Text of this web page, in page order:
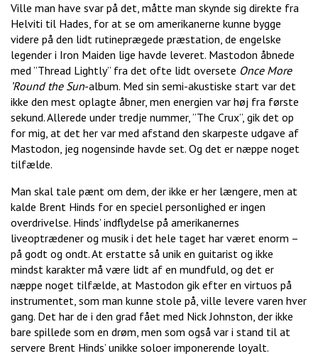
Ville man have svar på det, måtte man skynde sig direkte fra
Helviti til Hades, for at se om amerikanerne kunne bygge
videre på den lidt rutineprægede præstation, de engelske
legender i Iron Maiden lige havde leveret. Mastodon åbnede
med ”Thread Lightly” fra det ofte lidt oversete Once More
’Round the Sun-album. Med sin semi-akustiske start var det
ikke den mest oplagte åbner, men energien var høj fra første
sekund. Allerede under tredje nummer, ”The Crux”, gik det op
for mig, at det her var med afstand den skarpeste udgave af
Mastodon, jeg nogensinde havde set. Og det er næppe noget
tilfælde.
Man skal tale pænt om dem, der ikke er her længere, men at
kalde Brent Hinds for en speciel personlighed er ingen
overdrivelse. Hinds’ indflydelse på amerikanernes
liveoptrædener og musik i det hele taget har været enorm –
på godt og ondt. At erstatte så unik en guitarist og ikke
mindst karakter må være lidt af en mundfuld, og det er
næppe noget tilfælde, at Mastodon gik efter en virtuos på
instrumentet, som man kunne stole på, ville levere varen hver
gang. Det har de i den grad fået med Nick Johnston, der ikke
bare spillede som en drøm, men som også var i stand til at
servere Brent Hinds’ unikke soloer imponerende loyalt.